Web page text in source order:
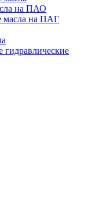
на ПАО
масла на ПАГ
гидравлические